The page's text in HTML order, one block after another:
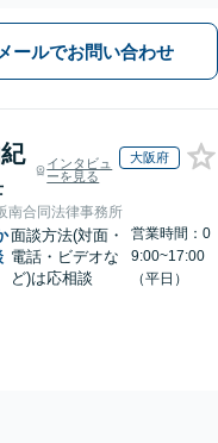
メールでお問い合わせ
インタビュ
ーを見る
大阪府
南合同法律事務所
面談方法(対面・
電話・ビデオな
ど)は応相談
営業時間：0
9:00~17:00
（平日）